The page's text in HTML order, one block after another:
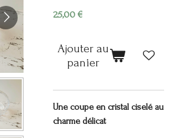
25,00 €
Ajouter au
panier
Une coupe en cristal ciselé au
charme délicat